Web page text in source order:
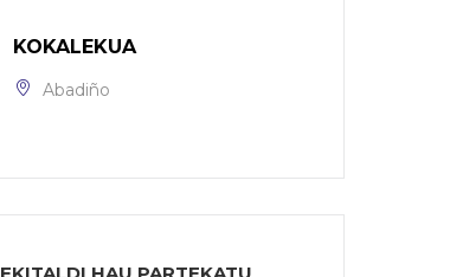
KOKALEKUA
Abadiño